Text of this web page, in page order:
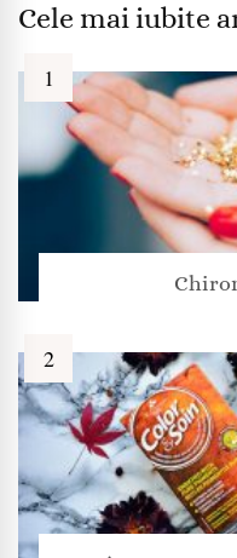
Cele mai iubite